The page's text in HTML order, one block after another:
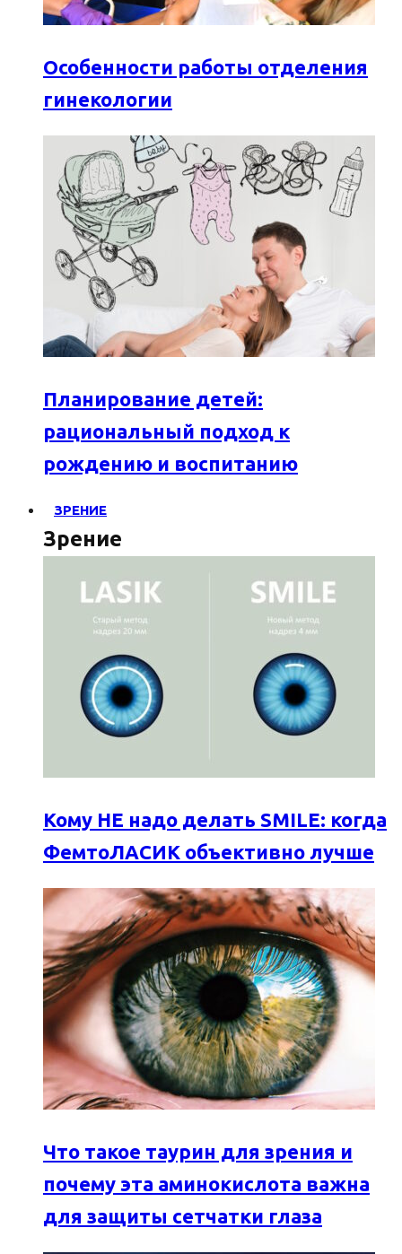
Особенности работы отделения
гинекологии
Планирование детей:
рациональный подход к
рождению и воспитанию
ЗРЕНИЕ
Зрение
Кому НЕ надо делать SMILE: когда
ФемтоЛАСИК объективно лучше
Что такое таурин для зрения и
почему эта аминокислота важна
для защиты сетчатки глаза